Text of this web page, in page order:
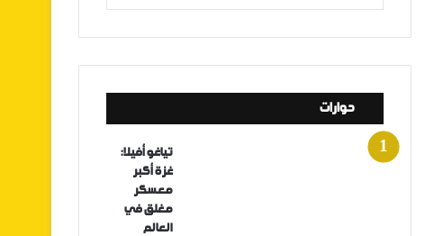
حوارات
تياغو أفيلا:
غزة أكبر
معسكر
مغلق في
العالم